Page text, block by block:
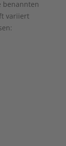
benannten
variiert